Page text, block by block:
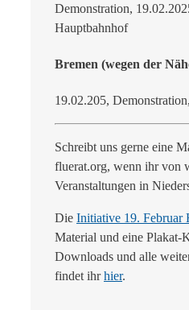
Demonstration,
Hauptbahnhof
Bremen (wegen der
19.02.205,
Schreibt uns gerne eine
fluerat.org, wenn ihr von
Veranstaltungen in
Die Initiative 19. Februar
Material und eine Plakat-
Downloads und alle
findet ihrhier.